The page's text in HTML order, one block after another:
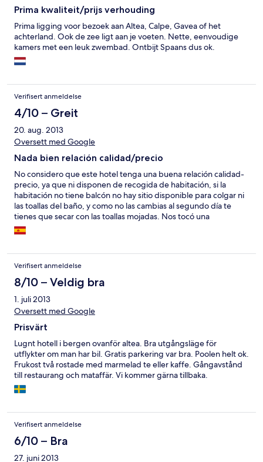
Prima kwaliteit/prijs verhouding
Prima ligging voor bezoek aan Altea, Calpe, Gavea of het
achterland. Ook de zee ligt aan je voeten. Nette, eenvoudige
kamers met een leuk zwembad. Ontbijt Spaans dus ok.
Verifisert anmeldelse
4/10 – Greit
20. aug. 2013
Oversett med Google
Nada bien relación calidad/precio
No considero que este hotel tenga una buena relación calidad-
precio, ya que ni disponen de recogida de habitación, si la
habitación no tiene balcón no hay sitio disponible para colgar ni
las toallas del baño, y como no las cambias al segundo día te
tienes que secar con las toallas mojadas. Nos tocó una
habitación para tres personas con una cama de matrimonio que
no llegaba ni al tamaño "standard" de 135cm, además de una
lo cobran aparte, además de tardar un montón en servirlo. La
entrada al lugar no está bien señalizada y no hay cartel luminoso,
por lo que si llegas de noche te pasas la entrada. El hotel está
situado en mitad de la carretera en un lugar con un acceso
peligroso (carretera de curvas) y la playa no es accesible,
además de necesitar coche para llegar a Altea pueblo o a
cualquier otro sitio, a no ser que quieras andar por el arcén de la
carretera.
Verifisert anmeldelse
8/10 – Veldig bra
1. juli 2013
Oversett med Google
Prisvärt
Lugnt hotell i bergen ovanför altea. Bra utgångsläge för
utflykter om man har bil. Gratis parkering var bra. Poolen helt ok.
Frukost två rostade med marmelad te eller kaffe. Gångavstånd
till restaurang och mataffär. Vi kommer gärna tillbaka.
Verifisert anmeldelse
6/10 – Bra
27. juni 2013